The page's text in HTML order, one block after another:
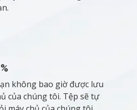
không bao giờ được lưu
của chúng tôi. Tệp sẽ tự